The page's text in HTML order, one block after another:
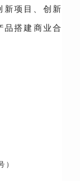
新项目、创新
品搭建商业合
）